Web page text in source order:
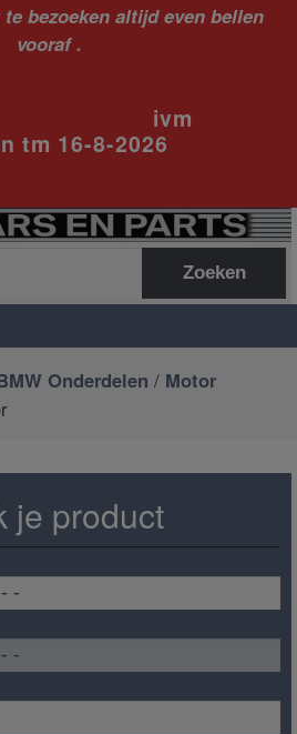
bezoeken altijd even bellen
vooraf .
tm 16-8-2026
Zoeken
Onderdelen / Motor
je product